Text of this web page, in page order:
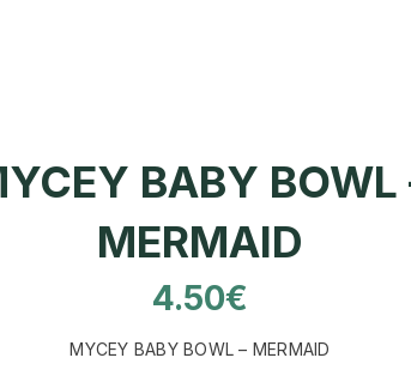
BABY BOWL
MERMAID
4.50€
MYCEY BABY BOWL – MERMAID